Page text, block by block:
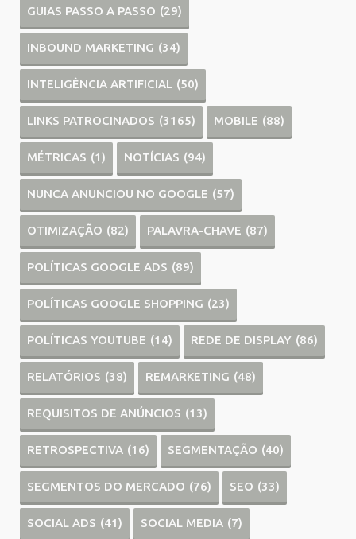
GUIAS PASSO A PASSO (29)
INBOUND MARKETING (34)
INTELIGÊNCIA ARTIFICIAL (50)
LINKS PATROCINADOS (3165) MOBILE (88)
MÉTRICAS (1) NOTÍCIAS (94)
NUNCA ANUNCIOU NO GOOGLE (57)
OTIMIZAÇÃO (82) PALAVRA-CHAVE (87)
POLÍTICAS GOOGLE ADS (89)
POLÍTICAS GOOGLE SHOPPING (23)
POLÍTICAS YOUTUBE (14) REDE DE DISPLAY (86)
RELATÓRIOS (38) REMARKETING (48)
REQUISITOS DE ANÚNCIOS (13)
RETROSPECTIVA (16) SEGMENTAÇÃO (40)
SEGMENTOS DO MERCADO (76) SEO (33)
SOCIAL ADS (41) SOCIAL MEDIA (7)